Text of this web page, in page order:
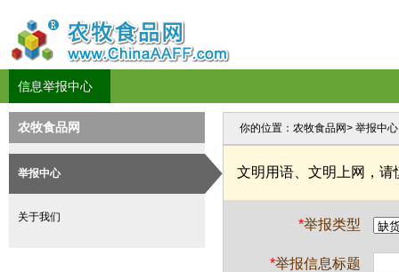
信息举报中心
农牧食品网
举报中心
关于我们
你的位置： 农牧食品网> 举报中心
文明用语、文明上网，
*举报类型
*举报信息标题